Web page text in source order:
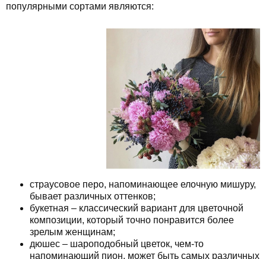
популярными сортами являются:
страусовое перо, напоминающее елочную мишуру,
бывает различных оттенков;
букетная – классический вариант для цветочной
композиции, который точно понравится более
зрелым женщинам;
дюшес – шароподобный цветок, чем-то
напоминающий пион, может быть самых различных